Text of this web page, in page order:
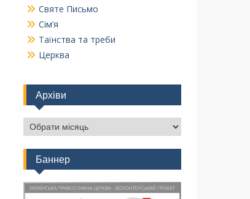
Святе Письмо
Сім’я
Таїнства та треби
Церква
Архіви
Баннер